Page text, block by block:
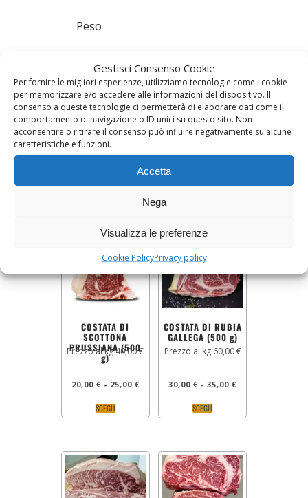
Gestisci Consenso Cookie
Per fornire le migliori esperienze, utilizziamo tecnologie come i cookie
per memorizzare e/o accedere alle informazioni del dispositivo. Il
consenso a queste tecnologie ci permetterà di elaborare dati come il
comportamento di navigazione o ID unici su questo sito. Non
acconsentire o ritirare il consenso può influire negativamente su alcune
caratteristiche e funzioni.
Accetta
Nega
Visualizza le preferenze
Cookie PolicyPrivacy policy
Peso
Frollatura
Minimo 90 giorni, Standard –
20/30 giorni
Prodotti correlati
COSTATA DI
SCOTTONA
PRUSSIANA (500
g)
Prezzo al kg 40,00 €
20,00 € - 25,00 €
SCEGLI
COSTATA DI RUBIA
GALLEGA (500 g)
Prezzo al kg 60,00 €
30,00€ - 35,00€
SCEGLI